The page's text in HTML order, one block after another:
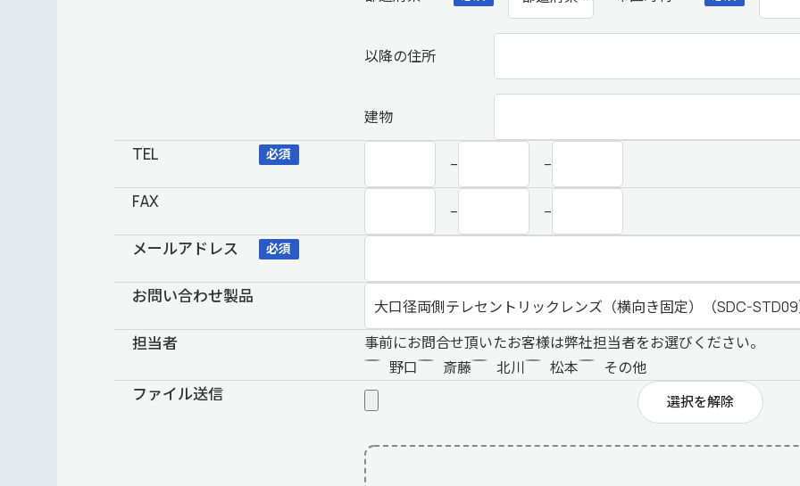
以降の住所
建物
TEL 必須
– –
FAX – –
メールアドレス 必須
お問い合わせ製品
担当者
事前にお問合せ頂いたお客様は弊社担当者をお選びください。
野口
斎藤 北川 松本 その他
ファイル送信 選択を解除